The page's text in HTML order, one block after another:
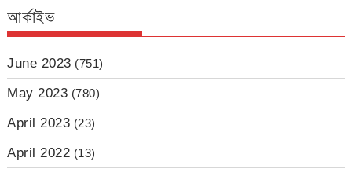
আর্কাইভ
June 2023 (751)
May 2023 (780)
April 2023 (23)
April 2022 (13)